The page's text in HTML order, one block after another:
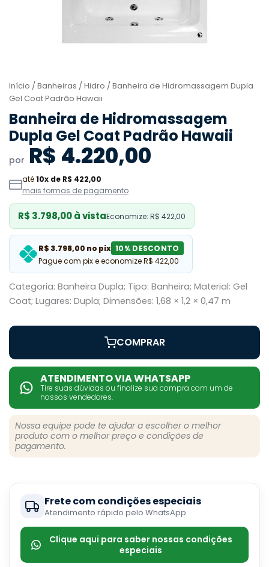
Início / Banheiras / Hidro / Banheira de Hidromassagem Dupla
Gel Coat Padrão Hawaii
Banheira de Hidromassagem
Dupla Gel Coat Padrão Hawaii
por R$ 4.220,00
até10x de R$ 422,00
mais formas de pagamento
R$ 3.798,00 à vistaEconomize: R$ 422,00
R$ 3.798,00 no pix 10% DESCONTO
Pague com pix e economize R$ 422,00
Categoria: Banheira Dupla; Tipo: Banheira; Material: Gel
Coat; Lugares: Dupla; Dimensões: 1,68 × 1,2 × 0,47 m
COMPRAR
ATENDIMENTO VIA WHATSAPP
Tire suas dúvidas ou finalize sua compra com um de
nossos vendedores.
Nossa equipe pode te ajudar a escolher o melhor
produto com o melhor preço e condições de
pagamento.
Frete com condições especiais
Atendimento rápido pelo WhatsApp
Clique aqui para saber nossas condições
especiais